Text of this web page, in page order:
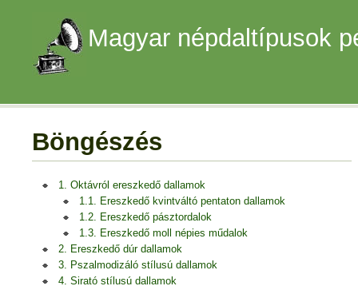
Magyar népdaltípusok
Böngészés
1. Oktávról ereszkedő dallamok
1.1. Ereszkedő kvintváltó pentaton dallamok
1.2. Ereszkedő pásztordalok
1.3. Ereszkedő moll népies műdalok
2. Ereszkedő dúr dallamok
3. Pszalmodizáló stílusú dallamok
4. Sirató stílusú dallamok